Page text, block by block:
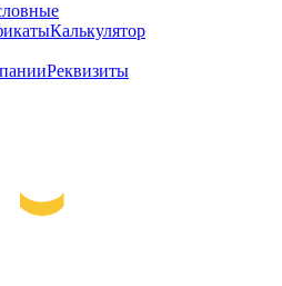
Калькулятор
Реквизиты